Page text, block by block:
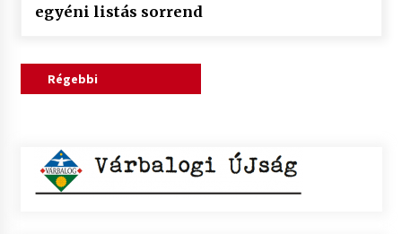
egyéni listás sorrend
Bejegyzés
Régebbi